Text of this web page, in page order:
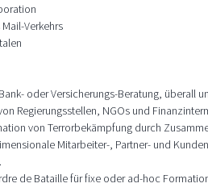
Verkehrs
oder Versicherungs-Beratung, überall
Regierungsstellen, NGOs und
von Terrorbekämpfung durch
Mitarbeiter-, Partner- und
de Bataille für fixe oder ad-hoc